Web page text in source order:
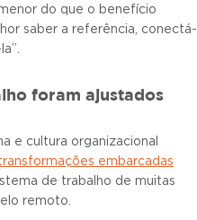
do que o benefício
saber a referência, conectá-
foram ajustados
e cultura organizacional
embarcadas
de trabalho de muitas
remoto.